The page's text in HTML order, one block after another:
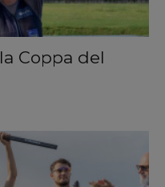
Coppa del